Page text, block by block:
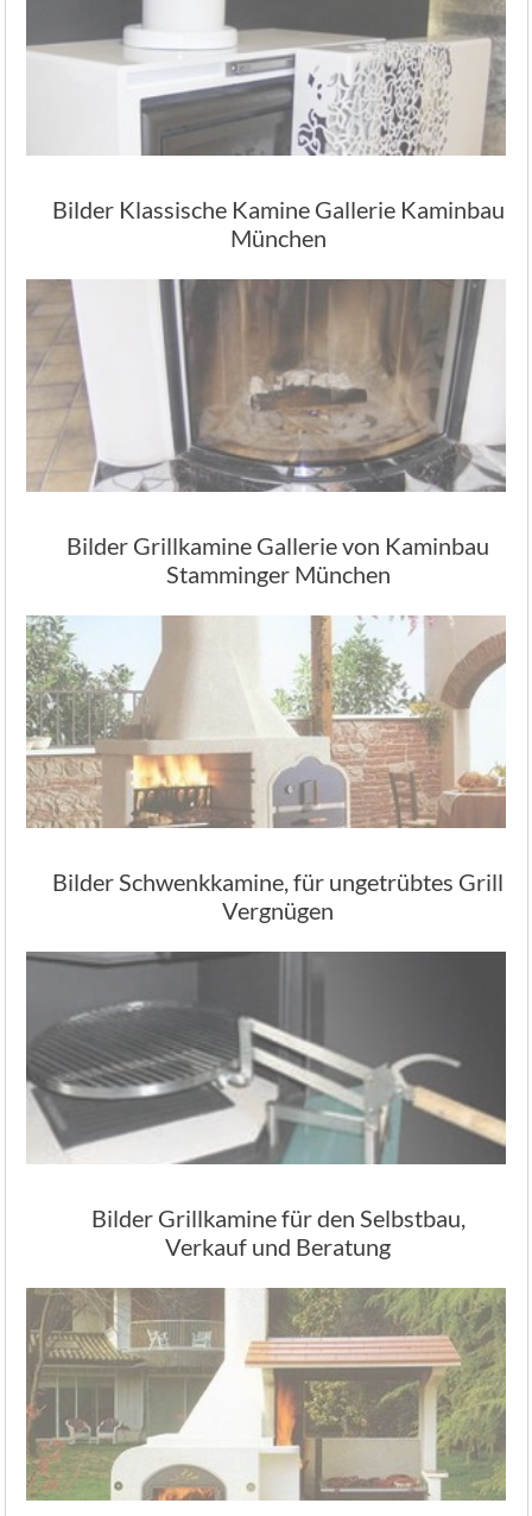
Bilder Klassische Kamine Gallerie Kaminbau
München
Bilder Grillkamine Gallerie von Kaminbau
Stamminger München
Bilder Schwenkkamine, für ungetrübtes Grill
Vergnügen
Bilder Grillkamine für den Selbstbau,
Verkauf und Beratung